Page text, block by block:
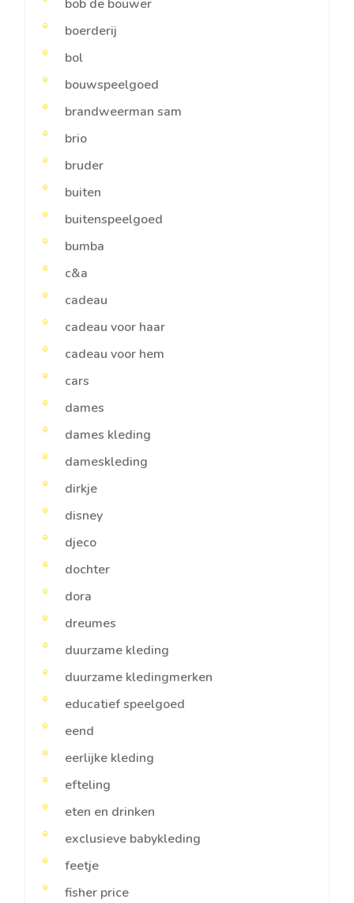
bob de bouwer
boerderij
bol
bouwspeelgoed
brandweerman sam
brio
bruder
buiten
buitenspeelgoed
bumba
c&a
cadeau
cadeau voor haar
cadeau voor hem
cars
dames
dames kleding
dameskleding
dirkje
disney
djeco
dochter
dora
dreumes
duurzame kleding
duurzame kledingmerken
educatief speelgoed
eend
eerlijke kleding
efteling
eten en drinken
exclusieve babykleding
feetje
fisher price